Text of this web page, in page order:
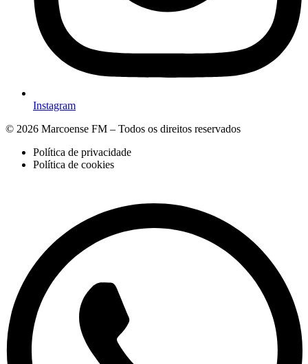
Instagram
© 2026 Marcoense FM – Todos os direitos reservados
Política de privacidade
Política de cookies